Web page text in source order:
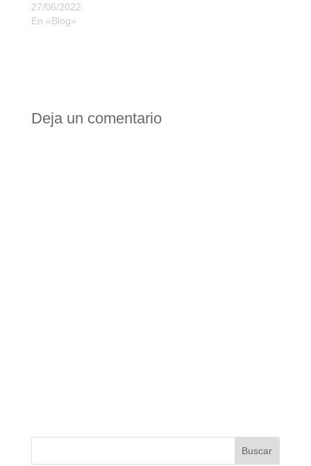
27/06/2022
En «Blog»
Deja un comentario